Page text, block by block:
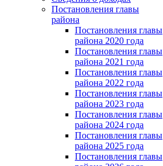
Постановления главы
района
Постановления главы
района 2020 года
Постановления главы
района 2021 года
Постановления главы
района 2022 года
Постановления главы
района 2023 года
Постановления главы
района 2024 года
Постановления главы
района 2025 года
Постановления главы